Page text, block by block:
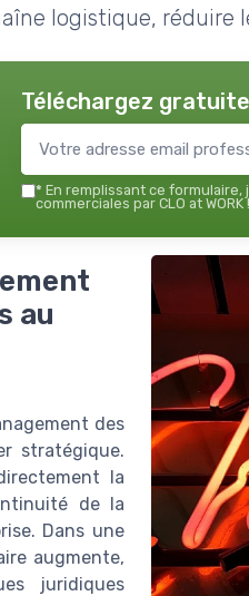
logistique, réduire
Téléchargez
* En remplissant ce formulaire,
commerciales par CLO at
au
des
stratégique.
la
de la
Dans une
augmente,
juridiques